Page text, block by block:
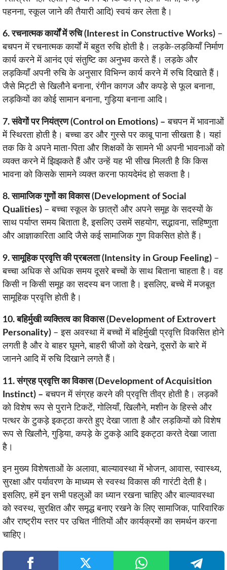
पहनना, स्कूल जाने की तैयारी आदि) स्वयं कर लेता है।
6. रचनात्मक कार्यों में रुचि (Interest in Constructive Works) –
बचपन में रचनात्मक कार्यों में बहुत रुचि होती है। लड़के-लड़कियाँ निर्माण
कार्य करने में आनंद एवं संतुष्टि का अनुभव करते हैं। लड़के और
लड़कियाँ अपनी रुचि के अनुसार विभिन्न कार्य करने में रुचि दिखाते हैं।
जैसे मिट्टी से खिलौने बनाना, रंगीन कागज और कपड़े से फूल बनाना,
लड़कियों का कोई सामान बनाना, गुड़िया बनाना आदि।
7. संवेगों पर नियंत्रण (Control on Emotions) – बचपन में भावनाओं
में स्थिरता होती है। बच्चा डर और गुस्से पर काबू पाना सीखता है। यहां
तक कि वे अपने माता-पिता और शिक्षकों के सामने भी अपनी भावनाओं को
व्यक्त करने में झिझकते हैं और उन्हें यह भी सीख मिलती है कि किस
भावना को किसके सामने व्यक्त करना फायदेमंद हो सकता है।
8. सामाजिक गुणों का विकास (Development of Social
Qualities) – बच्चा स्कूल के छात्रों और अपने समूह के सदस्यों के
साथ पर्याप्त समय बिताता है, इसलिए उसमें सहयोग, सद्भावना, सहिष्णुता
और आज्ञाकारिता आदि जैसे कई सामाजिक गुण विकसित होते हैं।
9. सामूहिक प्रवृत्ति की प्रबलता (Intensity in Group Feeling) –
बच्चा अधिक से अधिक समय दूसरे बच्चों के साथ बिताना चाहता है। वह
किसी न किसी समूह का सदस्य बन जाता है। इसलिए, बच्चे में मजबूत
सामूहिक प्रवृत्ति होती है।
10. बहिर्मुखी व्यक्तित्व का विकास (Development of Extrovert
Personality) – इस अवस्था में बच्चों में बहिर्मुखी प्रवृत्ति विकसित होने
लगती है और वे बाहर घूमने, बाहरी चीजों को देखने, दूसरों के बारे में
जानने आदि में रुचि दिखाने लगते हैं।
11. संग्रह प्रवृत्ति का विकास (Development of Acquisition
Instinct) – बचपन में संग्रह करने की प्रवृत्ति तीव्र होती है। लड़कों
को विशेष रूप से पुराने टिकटें, गोलियाँ, खिलौने, मशीन के हिस्से और
पत्थर के टुकड़े इकट्ठा करते हुए देखा जाता है और लड़कियों को विशेष
रूप से खिलौने, गुड़िया, कपड़े के टुकड़े आदि इकट्ठा करते देखा जाता
है।
इन मुख्य विशेषताओं के अलावा, बाल्यावस्था में भोजन, आवास, स्वास्थ्य,
सुरक्षा और पर्यावरण के माध्यम से स्वस्थ विकास की गारंटी देती है।
इसलिए, हमें इन सभी पहलुओं का ध्यान रखना चाहिए और बाल्यावस्था
को स्वस्थ, सुरक्षित और समृद्ध बनाए रखने के लिए सामाजिक, पारिवारिक
और राष्ट्रीय स्तर पर उचित नीतियों और कार्यक्रमों का समर्थन करना
चाहिए।